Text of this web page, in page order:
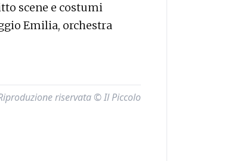
scene e costumi
Emilia, orchestra
riservata © Il Piccolo